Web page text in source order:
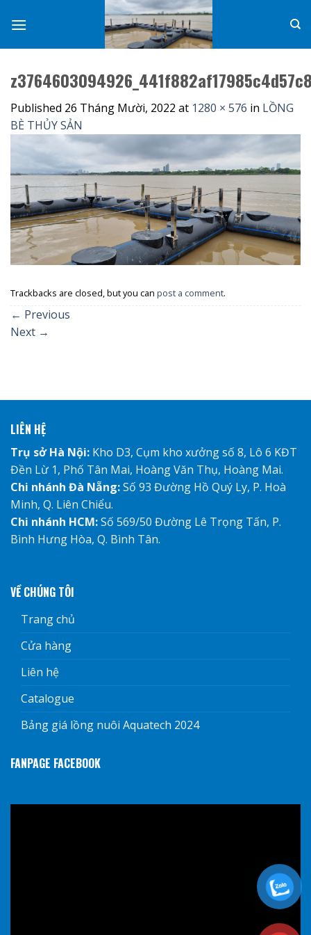
Published 26 Tháng Mười, 2022 at 1280 × 576 in LỒNG
BÈ THỦY SẢN
Trackbacks are closed, but you can post a comment.
← Previous
Next →
LIÊN HỆ
Trụ sở Hà Nội: Kho D3, Cụm kho xưởng số 8, Lô 6 KĐT
Đền Lừ 1, Phố Tân Mai, Hoàng Văn Thụ, Hoàng Mai.
Chi nhánh Đà Nẵng:Số 93 Đường Hồ Quý Ly, P. Hoà
Minh, Q. Liên Chiểu.
Chi nhánh HCM:Số 569/50 Đường Lê Trọng Tấn, P.
Bình Hưng Hòa, Q. Bình Tân.
VỀ CHÚNG TÔI
Trang chủ
Cửa hàng
Liên hệ
Catalogue
Bảng giá lồng nuôi Aquatech 2024
FANPAGE FACEBOOK